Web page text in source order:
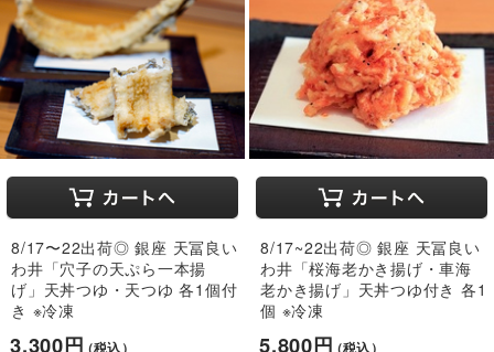
8/17〜22出荷◎ 銀座 天冨良い
わ井「穴子の天ぷら一本揚
げ」天丼つゆ・天つゆ 各1個付
き ※冷凍
3,300円（税込）
8/17~22出荷◎ 銀座 天冨良い
わ井「桜海老かき揚げ・車海
老かき揚げ」天丼つゆ付き 各1
個 ※冷凍
5,800円（税込）